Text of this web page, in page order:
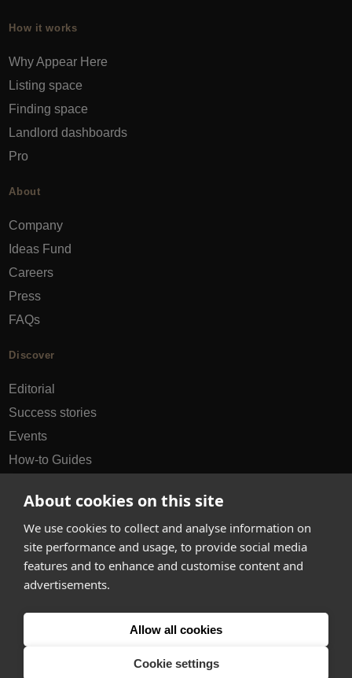
About cookies on this site
We use cookies to collect and analyse information on
site performance and usage, to provide social media
features and to enhance and customise content and
advertisements.
Allow all cookies
Cookie settings
How it works
Why Appear Here
Listing space
Finding space
Landlord dashboards
Pro
About
Company
Ideas Fund
Careers
Press
FAQs
Discover
Editorial
Success stories
Events
How-to Guides
hello@appearhere.co.uk
United Kingdom
Errors and omissions accepted.Terms & Privacy